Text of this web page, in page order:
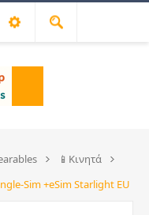
📱Κινητά
Sim +eSim Starlight EU